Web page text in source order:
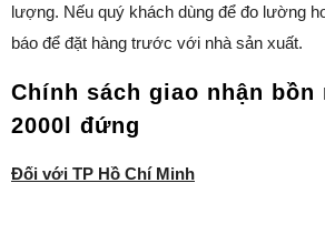
lượng. Nếu quý khách dùng để đo lường
báo để đặt hàng trước với nhà sản xuất.
Chính sách giao nhận bồn
2000l đứng
Đối với TP Hồ Chí Minh